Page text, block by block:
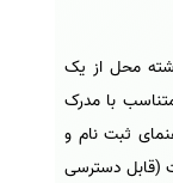
محل از یک
با مدرک
3 دفترچه راهنمای ثبت نام و
دسترسی